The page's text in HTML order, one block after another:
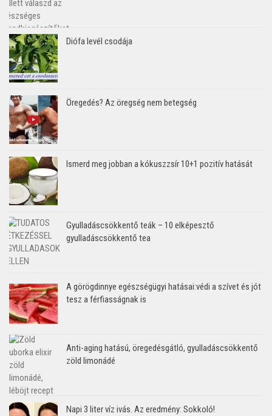
Diófa levél csodája
Öregedés? Az öregség nem betegség
Ismerd meg jobban a kókuszzsír 10+1 pozitív hatását
Gyulladáscsökkentő teák – 10 elképesztő
gyulladáscsökkentő tea
A görögdinnye egészségügyi hatásai:védi a szívet és jót
tesz a férfiasságnak is
Anti-aging hatású, öregedésgátló, gyulladáscsökkentő
zöld limonádé
Napi 3 liter víz ivás. Az eredmény: Sokkoló!